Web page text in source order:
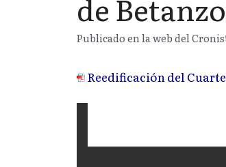
de
Publicado en la web del
Reedificación del